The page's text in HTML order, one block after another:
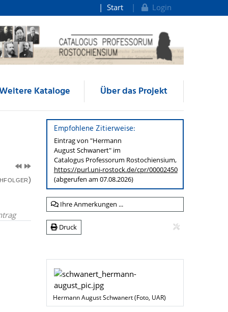
Start Login
Kataloge Über das Projekt
Empfohlene Zitierweise:
Eintrag von "Hermann
August Schwanert" im
Catalogus Professorum Rostochiensium,
https://purl.uni-rostock.de/cpr/00002450
(abgerufen am 07.08.2026)
Ihre Anmerkungen ...
Druck
Hermann August Schwanert (Foto, UAR)